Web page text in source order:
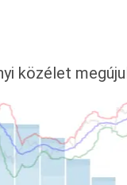
közélet